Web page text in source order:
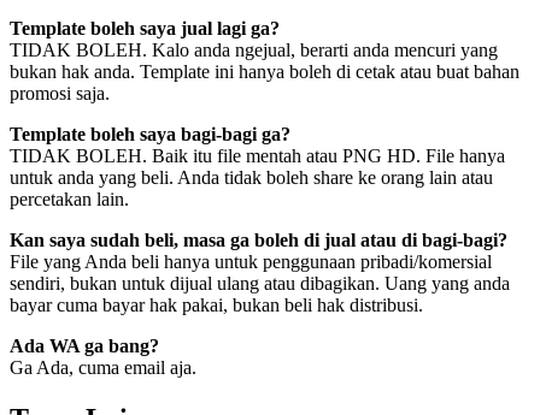
Template boleh saya jual lagi ga?
TIDAK BOLEH. Kalo anda ngejual, berarti anda mencuri yang
bukan hak anda. Template ini hanya boleh di cetak atau buat bahan
promosi saja.
Template boleh saya bagi-bagi ga?
TIDAK BOLEH. Baik itu file mentah atau PNG HD. File hanya
untuk anda yang beli. Anda tidak boleh share ke orang lain atau
percetakan lain.
Kan saya sudah beli, masa ga boleh di jual atau di bagi-bagi?
File yang Anda beli hanya untuk penggunaan pribadi/komersial
sendiri, bukan untuk dijual ulang atau dibagikan. Uang yang anda
bayar cuma bayar hak pakai, bukan beli hak distribusi.
Ada WA ga bang?
Ga Ada, cuma email aja.